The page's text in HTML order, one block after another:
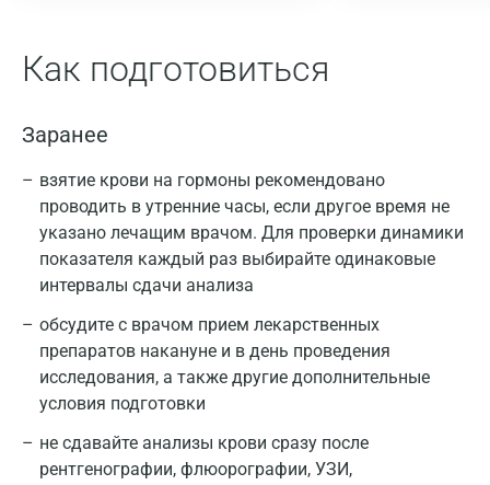
Как подготовиться
Заранее
взятие крови на гормоны рекомендовано
проводить в утренние часы, если другое время не
указано лечащим врачом. Для проверки динамики
показателя каждый раз выбирайте одинаковые
интервалы сдачи анализа
обсудите с врачом прием лекарственных
препаратов накануне и в день проведения
исследования, а также другие дополнительные
условия подготовки
не сдавайте анализы крови сразу после
рентгенографии, флюорографии, УЗИ,
Москва
Санкт-Петербург
Казань